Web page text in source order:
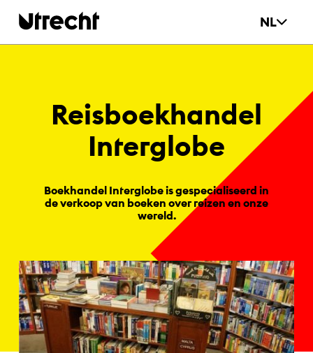
NL
Reis­bo­ek­han­del
In­ter­glo­be
Boekhandel Interglobe is gespecialiseerd in
de verkoop van boeken over reizen en onze
wereld.